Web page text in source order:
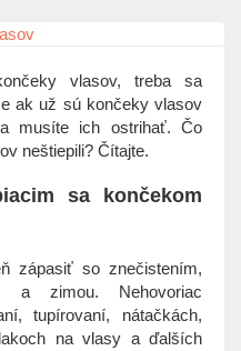
vlasov, treba sa
ak už sú končeky vlasov
musíte ich ostrihať. Čo
neštiepili? Čítajte.
sa končekom
zápasiť so znečistením,
a zimou. Nehovoriac
tupírovaní, nátačkách,
na vlasy a ďalších